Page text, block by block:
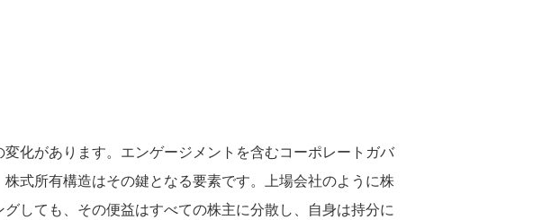
化があります。エンゲージメントを含むコーポレートガバ
式所有構造はその鍵となる要素です。上場会社のように株
しても、その便益はすべての株主に分散し、自身は持分に